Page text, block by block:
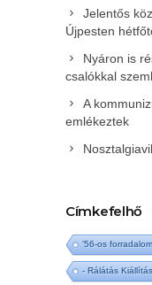
Jelentős
Újpesten
Nyáron is
csalókkal
A
emlékeztek
Címkefelhő
'56-os forradalom
- Rálátás